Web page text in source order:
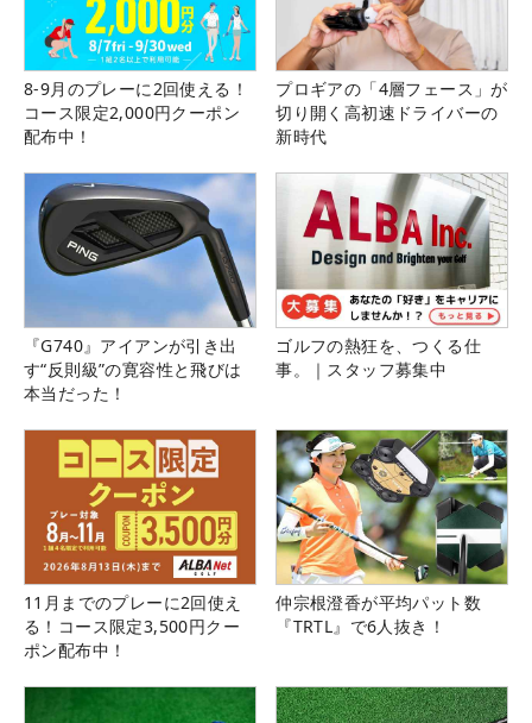
8-9月のプレーに2回使える！
コース限定2,000円クーポン
配布中！
プロギアの「4層フェース」が
切り開く高初速ドライバーの
新時代
『G740』アイアンが引き出
す“反則級”の寛容性と飛びは
本当だった！
ゴルフの熱狂を、つくる仕
事。｜スタッフ募集中
11月までのプレーに2回使え
る！コース限定3,500円クー
ポン配布中！
仲宗根澄香が平均パット数
『TRTL』で6人抜き！